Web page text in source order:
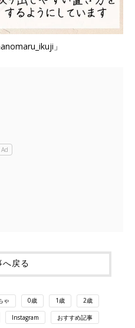
」
へ戻る
ゃ 0歳 1歳 2歳
Instagram おすすめ記事